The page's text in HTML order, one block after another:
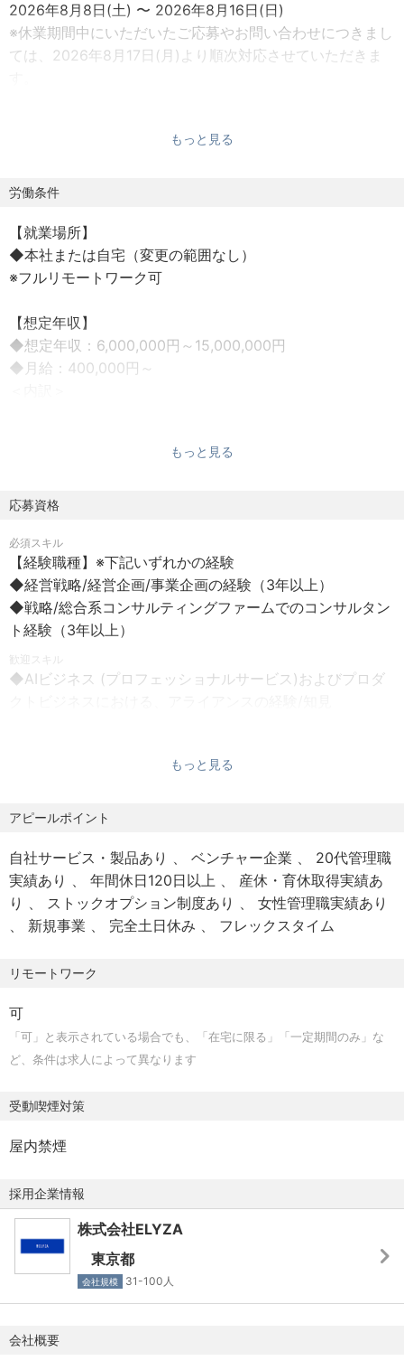
2026年8月8日(土) 〜 2026年8月16日(日)
※休業期間中にいただいたご応募やお問い合わせにつきまし
ては、2026年8月17日(月)より順次対応させていただきま
「未踏の領域で、あたりまえを創る」というミッションを
両輪で活動しています。
【募集背景】
現在、当社では自社プロダクトである法人向けAI活用ツー
ル「ELYZA Works」の開発を推進しており、主に大手企業
AIムーブの高まりを受け、マーケットの需要も急速に高ま
っており、多くの企業からの引き合いを頂いている状況で
す。
イアンス戦略の実行を通じて、組織全体のイシュー解決を
ELYZAの事業成長を連続/非連続で加速をするための経営サ
ポートを担っていただきます。
具体的には経営企画チーム内にて、経営層を始めとする社
内（グループ含）への提案や適切なアライアンス構築を通
して、ELYZAの事業拡大や会社運営のサポートをしていた
だきます。
の両軸で全方位的に企業の成長を支援することが最大のミ
1. 全社戦略および事業計画の策定
-市場動向の分析とビジネス機会の特定
-ELYZA全社の事業戦略および組織戦略の策定
2. 事業支援およびオペレーション
-各事業部門に対する戦略的サポート
-オペレーション改善と効率化の推進
3. 新規事業検討や市場拡大に向けた戦略的提携
-交渉およびコミュニケーションスキルを活かし、最適な
パートナーシップを構築
-新規市場および市場調査
非連続な成長を実現する経営戦略の立案と実行を牽引いた
だくことを期待しております。具体的には以下の業務を担
- 新規事業の開発ディレクション
- 中長期事業計画／予算の策定、事業戦略の立案
- 経営上の課題抽出と対応策に関する各種提言
- アライアンス戦略の立案
- アライアンスなどのプロジェクトマネジメントや各種施
もっと見る
労働条件
【就業場所】
◆本社または自宅（変更の範囲なし）
※フルリモートワーク可
【想定年収】
◆想定年収：6,000,000円～15,000,000円
◆月給：400,000円～
深夜残業手当（19時間/月）：8,952円～
※超過した時間外労働の残業代は1分単位で支給
【本社所在地】
◆東京都文京区本郷3-15-9 SWTビル 5・6F
【就業場所】
◆本社または自宅（変更の範囲なし）
※転勤はありません
◆リモート/出社自由選択（出社回数規定/制限なし）
大化するための手段」と捉えています。成果という目的に
ています。
北海道・沖縄・愛知などからフルリモートで働いている
人、出社メインの人など、多様な働き方を実現していま
す。
出社推奨日を設けるなど、各々が負担のない範囲で交流・
【就業時間】
◆スーパーフレックスタイム制（コアタイムなし：フレキ
◆1ヶ月の標準労働時間：1日8時間×営業日数
※時間外労働あり（直近半年平均5～15時間程度）
軟な働き方が可能です。
・ご自身の業務状況に合わせ、勤務時間の調整や中抜けな
ど子育てや介護との両立もしやすい環境です。
【休日休暇】
◆完全週休2日制（土日祝休み）
もっと見る
応募資格
必須スキル
【経験職種】※下記いずれかの経験
◆経営戦略/経営企画/事業企画の経験（3年以上）
◆戦略/総合系コンサルティングファームでのコンサルタン
ト経験（3年以上）
歓迎スキル
◆AIビジネス (プロフェッショナルサービス)およびプロダ
- 業務提携、資本提携を主としたアライアンスをリードし
◆プロジェクトマネジメント経験
【求める人物像】
◆ELYZAのコア・バリューであるLong Term Greedyの考
え方に共感してくださる方
◆日々進歩する技術に対し、知的好奇心をもってキャッチ
アップできる方
◆経営課題をスコープして社内組織を巻き込んで動ける自
走力
◆オーナーシップがあり、他部門と円滑にコミュニケーシ
ョンを取りながら業務を遂行できる方
◆グループ含めた経営層を動かせる高いコミュニケーショ
もっと見る
アピールポイント
自社サービス・製品あり ベンチャー企業
20代管理職
実績あり
年間休日120日以上
産休・育休取得実績あ
り
ストックオプション制度あり
女性管理職実績あり
新規事業
完全土日休み フレックスタイム
リモートワーク
可
「可」と表示されている場合でも、「在宅に限る」「一定期間のみ」な
ど、条件は求人によって異なります
受動喫煙対策
屋内禁煙
採用企業情報
株式会社ELYZA
東京都
会社規模 31-100人
会社概要